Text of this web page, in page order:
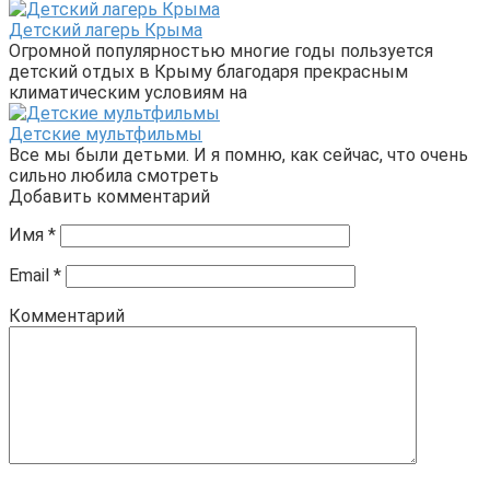
Детский лагерь Крыма
Огромной популярностью многие годы пользуется
детский отдых в Крыму благодаря прекрасным
климатическим условиям на
Детские мультфильмы
Все мы были детьми. И я помню, как сейчас, что очень
сильно любила смотреть
Добавить комментарий
Имя *
Email *
Комментарий